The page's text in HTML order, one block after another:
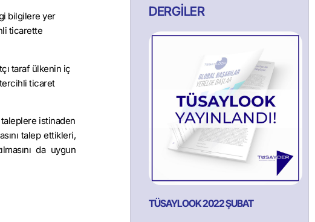
bilgilere yer
ticarette
taraf ülkenin iç
ticaret
taleplere istinaden
talep ettikleri,
da uygun
DERGİLER
TÜSAYLOOK 2022 ŞUBAT